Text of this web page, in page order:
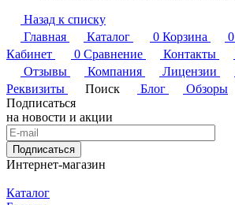
Назад к списку
Главная
Каталог 0 Корзина 0
Кабинет
0 Сравнение Контакты
Отзывы
Компания Лицензии
Реквизиты
Поиск Блог
Обзоры
Подписаться
на новости и акции
Подписаться
Интернет-магазин
Каталог